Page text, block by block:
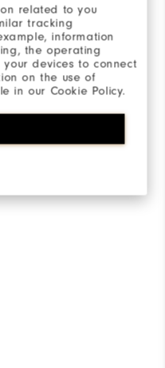
related to you
tracking
information
the operating
devices to connect
on the use of
in our Cookie Policy.